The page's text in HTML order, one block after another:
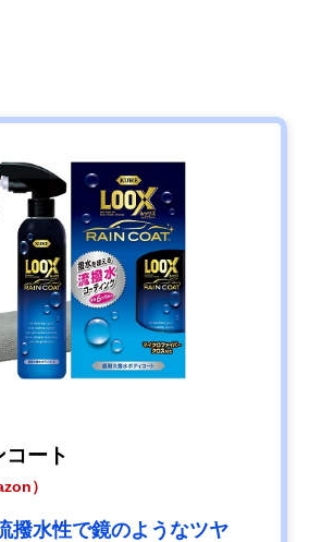
ート
）
撥水性で鏡のようなツヤ